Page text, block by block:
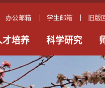
办公邮箱 学生邮箱 旧版
才培养 科学研究